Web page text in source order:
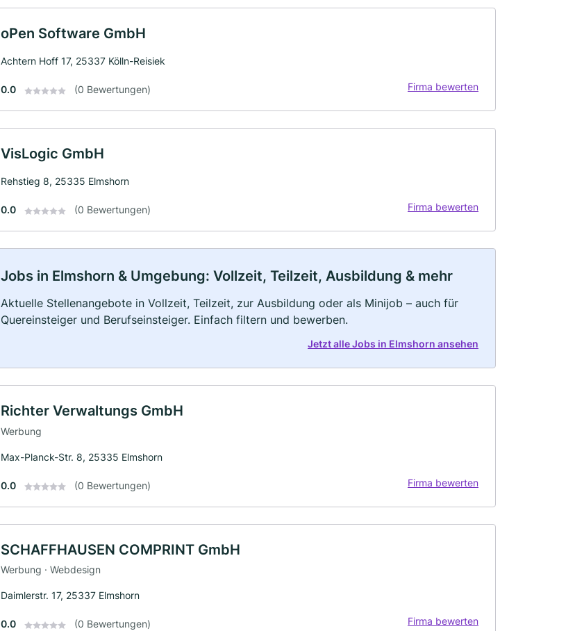
oPen Software GmbH
Achtern Hoff 17, 25337 Kölln-Reisiek
0.0 (0 Bewertungen) Firma bewerten
VisLogic GmbH
Rehstieg 8, 25335 Elmshorn
0.0 (0 Bewertungen) Firma bewerten
Jobs in Elmshorn & Umgebung: Vollzeit, Teilzeit, Ausbildung & mehr
Aktuelle Stellenangebote in Vollzeit, Teilzeit, zur Ausbildung oder als Minijob – auch für
Quereinsteiger und Berufseinsteiger. Einfach filtern und bewerben.
Jetzt alle Jobs in Elmshorn ansehen
Richter Verwaltungs GmbH
Werbung
Max-Planck-Str. 8, 25335 Elmshorn
0.0 (0 Bewertungen) Firma bewerten
SCHAFFHAUSEN COMPRINT GmbH
Werbung · Webdesign
Daimlerstr. 17, 25337 Elmshorn
0.0 (0 Bewertungen) Firma bewerten